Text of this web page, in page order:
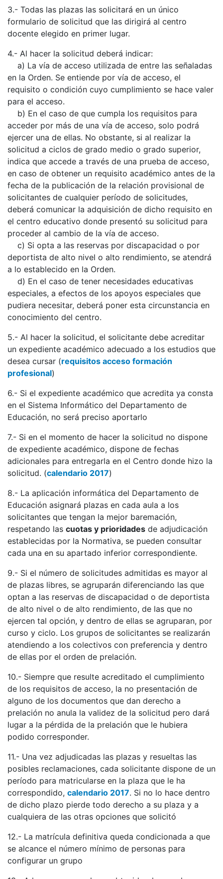
3.- Todas las plazas las solicitará en un único
formulario de solicitud que las dirigirá al centro
docente elegido en primer lugar.
4.- Al hacer la solicitud deberá indicar:
a) La vía de acceso utilizada de entre las señaladas
en la Orden. Se entiende por vía de acceso, el
requisito o condición cuyo cumplimiento se hace valer
para el acceso.
b) En el caso de que cumpla los requisitos para
acceder por más de una vía de acceso, solo podrá
ejercer una de ellas. No obstante, si al realizar la
solicitud a ciclos de grado medio o grado superior,
indica que accede a través de una prueba de acceso,
en caso de obtener un requisito académico antes de la
fecha de la publicación de la relación provisional de
solicitantes de cualquier período de solicitudes,
deberá comunicar la adquisición de dicho requisito en
el centro educativo donde presentó su solicitud para
proceder al cambio de la vía de acceso.
c) Si opta a las reservas por discapacidad o por
deportista de alto nivel o alto rendimiento, se atendrá
a lo establecido en la Orden.
d) En el caso de tener necesidades educativas
especiales, a efectos de los apoyos especiales que
pudiera necesitar, deberá poner esta circunstancia en
conocimiento del centro.
5.- Al hacer la solicitud, el solicitante debe acreditar
un expediente académico adecuado a los estudios que
desea cursar (requisitos acceso formación
profesional)
6.- Si el expediente académico que acredita ya consta
en el Sistema Informático del Departamento de
Educación, no será preciso aportarlo
7.- Si en el momento de hacer la solicitud no dispone
de expediente académico, dispone de fechas
adicionales para entregarla en el Centro donde hizo la
solicitud. (calendario 2017)
8.- La aplicación informática del Departamento de
Educación asignará plazas en cada aula a los
solicitantes que tengan la mejor baremación,
respetando las cuotas y prioridades de adjudicación
establecidas por la Normativa, se pueden consultar
cada una en su apartado inferior correspondiente.
9.- Si el número de solicitudes admitidas es mayor al
de plazas libres, se agruparán diferenciando las que
optan a las reservas de discapacidad o de deportista
de alto nivel o de alto rendimiento, de las que no
ejercen tal opción, y dentro de ellas se agruparan, por
curso y ciclo. Los grupos de solicitantes se realizarán
atendiendo a los colectivos con preferencia y dentro
de ellas por el orden de prelación.
10.- Siempre que resulte acreditado el cumplimiento
de los requisitos de acceso, la no presentación de
alguno de los documentos que dan derecho a
prelación no anula la validez de la solicitud pero dará
lugar a la pérdida de la prelación que le hubiera
podido corresponder.
11.- Una vez adjudicadas las plazas y resueltas las
posibles reclamaciones, cada solicitante dispone de un
período para matricularse en la plaza que le ha
correspondido, calendario 2017. Si no lo hace dentro
de dicho plazo pierde todo derecho a su plaza y a
cualquiera de las otras opciones que solicitó
12.- La matrícula definitiva queda condicionada a que
se alcance el número mínimo de personas para
configurar un grupo